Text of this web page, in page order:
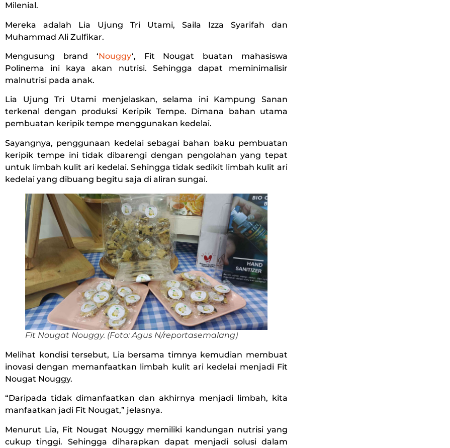
Milenial.
Mereka adalah Lia Ujung Tri Utami, Saila Izza Syarifah dan
Muhammad Ali Zulfikar.
Mengusung brand ‘Nouggy‘, Fit Nougat buatan mahasiswa
Polinema ini kaya akan nutrisi. Sehingga dapat meminimalisir
malnutrisi pada anak.
Lia Ujung Tri Utami menjelaskan, selama ini Kampung Sanan
terkenal dengan produksi Keripik Tempe. Dimana bahan utama
pembuatan keripik tempe menggunakan kedelai.
Sayangnya, penggunaan kedelai sebagai bahan baku pembuatan
keripik tempe ini tidak dibarengi dengan pengolahan yang tepat
untuk limbah kulit ari kedelai. Sehingga tidak sedikit limbah kulit ari
kedelai yang dibuang begitu saja di aliran sungai.
Fit Nougat Nouggy. (Foto: Agus N/reportasemalang)
Melihat kondisi tersebut, Lia bersama timnya kemudian membuat
inovasi dengan memanfaatkan limbah kulit ari kedelai menjadi Fit
Nougat Nouggy.
“Daripada tidak dimanfaatkan dan akhirnya menjadi limbah, kita
manfaatkan jadi Fit Nougat,” jelasnya.
Menurut Lia, Fit Nougat Nouggy memiliki kandungan nutrisi yang
cukup tinggi. Sehingga diharapkan dapat menjadi solusi dalam